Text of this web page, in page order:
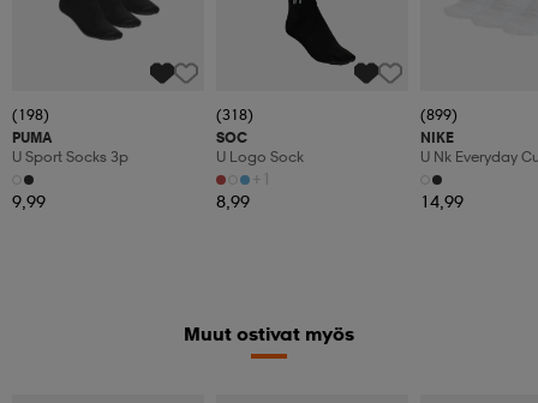
(198)
PUMA
U Sport Socks 3p
9,99
(318)
SOC
U Logo Sock
+1
8,99
(899)
NIKE
U Nk Everyday
3pr
14,99
Muut ostivat myös